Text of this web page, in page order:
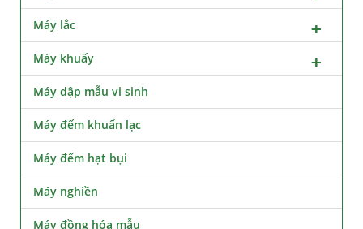
Máy lắc
Máy khuấy
Máy dập mẫu vi sinh
Máy đếm khuẩn lạc
Máy đếm hạt bụi
Máy nghiền
Máy đồng hóa mẫu